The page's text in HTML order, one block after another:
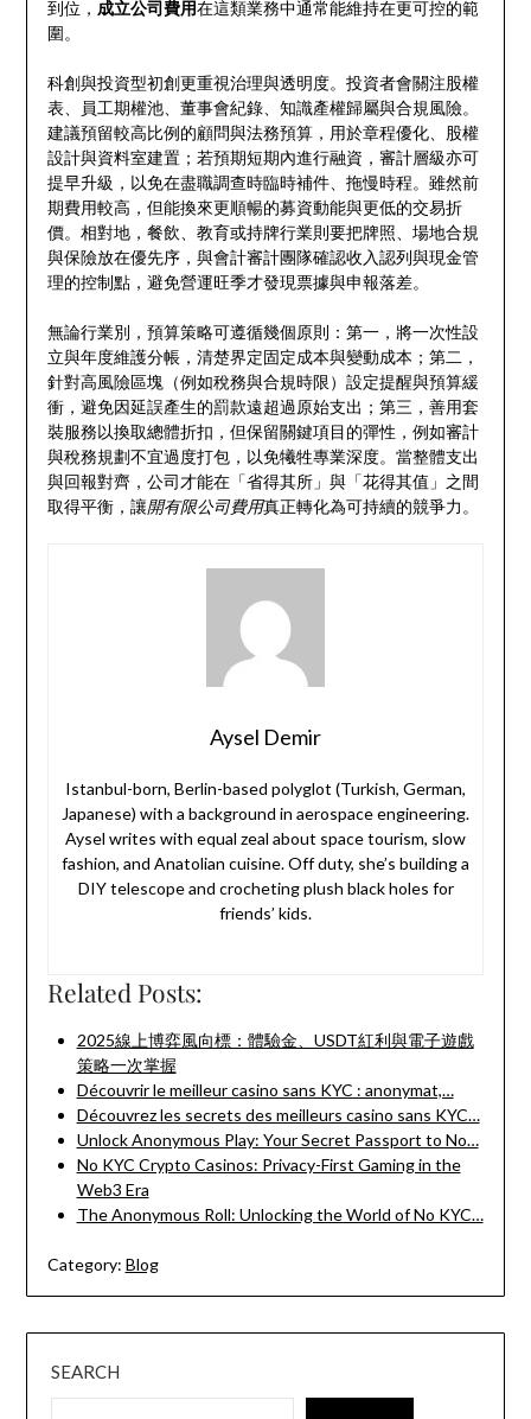
到位， 成立公司費用在這類業務中通常能維持在更可控的範
圍。
科創與投資型初創更重視治理與透明度。投資者會關注股權
表、員工期權池、董事會紀錄、知識產權歸屬與合規風險。
建議預留較高比例的顧問與法務預算，用於章程優化、股權
設計與資料室建置；若預期短期內進行融資，審計層級亦可
提早升級，以免在盡職調查時臨時補件、拖慢時程。雖然前
期費用較高，但能換來更順暢的募資動能與更低的交易折
價。相對地，餐飲、教育或持牌行業則要把牌照、場地合規
與保險放在優先序，與會計審計團隊確認收入認列與現金管
理的控制點，避免營運旺季才發現票據與申報落差。
無論行業別，預算策略可遵循幾個原則：第一，將一次性設
立與年度維護分帳，清楚界定固定成本與變動成本；第二，
針對高風險區塊（例如稅務與合規時限）設定提醒與預算緩
衝，避免因延誤產生的罰款遠超過原始支出；第三，善用套
裝服務以換取總體折扣，但保留關鍵項目的彈性，例如審計
與稅務規劃不宜過度打包，以免犧牲專業深度。當整體支出
與回報對齊，公司才能在「省得其所」與「花得其值」之間
取得平衡，讓開有限公司費用真正轉化為可持續的競爭力。
Aysel Demir
Istanbul-born, Berlin-based polyglot (Turkish, German,
Japanese) with a background in aerospace engineering.
Aysel writes with equal zeal about space tourism, slow
fashion, and Anatolian cuisine. Off duty, she’s building a
DIY telescope and crocheting plush black holes for
friends’ kids.
Related Posts:
2025線上博弈風向標：體驗金、USDT紅利與電子遊戲
策略一次掌握
Découvrir le meilleur casino sans KYC : anonymat,…
Découvrez les secrets des meilleurs casino sans KYC…
Unlock Anonymous Play: Your Secret Passport to No…
No KYC Crypto Casinos: Privacy-First Gaming in the
Web3 Era
The Anonymous Roll: Unlocking the World of No KYC…
Category: Blog
SEARCH